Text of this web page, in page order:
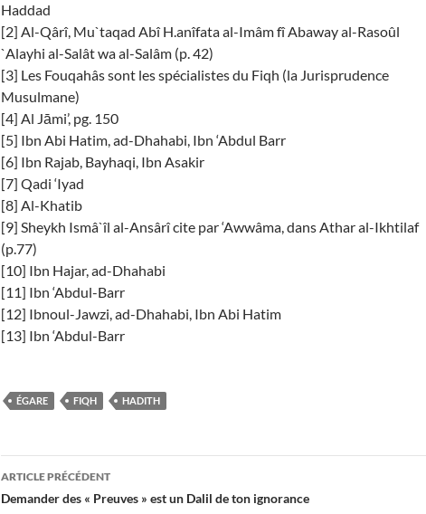
Haddad
[2] Al-Qârî, Mu`taqad Abî H.anîfata al-Imâm fî Abaway al-Rasoûl
`Alayhi al-Salât wa al-Salâm (p. 42)
[3] Les Fouqahâs sont les spécialistes du Fiqh (la Jurisprudence
Musulmane)
[4] Al Jāmi’, pg. 150
[5] Ibn Abi Hatim, ad-Dhahabi, Ibn ‘Abdul Barr
[6] Ibn Rajab, Bayhaqi, Ibn Asakir
[7] Qadi ‘Iyad
[8] Al-Khatib
[9] Sheykh Ismâ`îl al-Ansârî cite par ‘Awwâma, dans Athar al-Ikhtilaf
(p.77)
[10] Ibn Hajar, ad-Dhahabi
[11] Ibn ‘Abdul-Barr
[12] Ibnoul-Jawzi, ad-Dhahabi, Ibn Abi Hatim
[13] Ibn ‘Abdul-Barr
ÉGARE FIQH HADITH
Navigation
des
ARTICLE PRÉCÉDENT
Demander des « Preuves » est un Dalil de ton ignorance